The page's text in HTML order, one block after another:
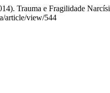
Trauma e Fragilidade
article/view/544